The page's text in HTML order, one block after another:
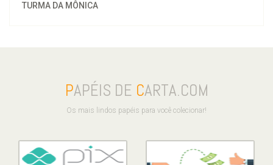
TURMA DA MÔNICA
PAPÉIS DE CARTA.COM
Os mais lindos papéis para você colecionar!